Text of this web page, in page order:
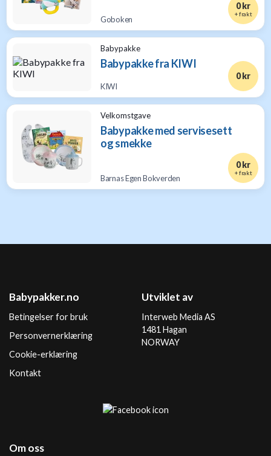
Goboken
0 kr
+ frakt
Babypakke
Babypakke fra KIWI
KIWI
0 kr
Velkomstgave
Babypakke med servisesett
og smekke
Barnas Egen Bokverden
0 kr
+ frakt
Babypakker.no
Betingelser for bruk
Personvernerklæring
Cookie-erklæring
Kontakt
Utviklet av
Interweb Media AS
1481 Hagan
NORWAY
Om oss